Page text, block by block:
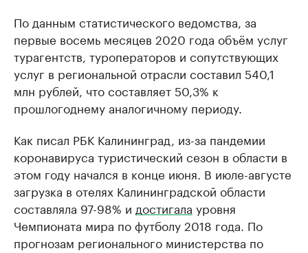
По данным статистического ведомства, за
первые восемь месяцев 2020 года объём услуг
турагентств, туроператоров и сопутствующих
услуг в региональной отрасли составил 540,1
млн рублей, что составляет 50,3% к
прошлогоднему аналогичному периоду.
Как писал РБК Калининград, из-за пандемии
коронавируса туристический сезон в области в
этом году начался в конце июня. В июле-августе
загрузка в отелях Калининградской области
составляла 97-98% и достигала уровня
Чемпионата мира по футболу 2018 года. По
прогнозам регионального министерства по